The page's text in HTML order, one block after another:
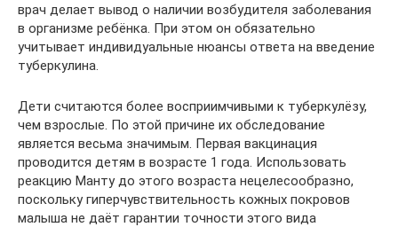
врач делает вывод о наличии возбудителя заболевания
в организме ребёнка. При этом он обязательно
учитывает индивидуальные нюансы ответа на введение
туберкулина.
Дети считаются более восприимчивыми к туберкулёзу,
чем взрослые. По этой причине их обследование
является весьма значимым. Первая вакцинация
проводится детям в возрасте 1 года. Использовать
реакцию Манту до этого возраста нецелесообразно,
поскольку гиперчувствительность кожных покровов
малыша не даёт гарантии точности этого вида